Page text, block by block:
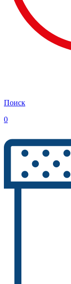
Поиск
0